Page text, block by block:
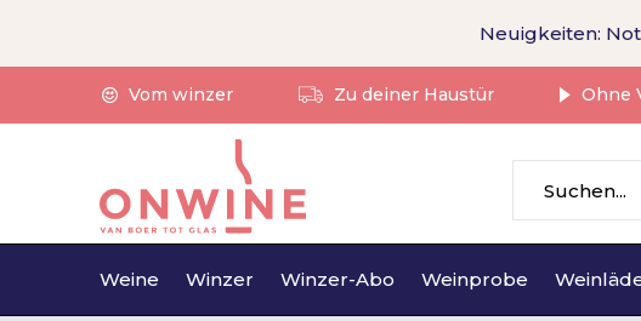
Weine Winzer Winzer-Abo Weinprobe
Vom winzer Zu deiner Haustür Ohne
Neuigkeiten: Not